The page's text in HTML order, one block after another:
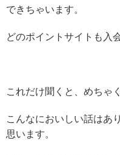
できちゃいます。
どのポイントサイトも入
これだけ聞くと、めちゃ
こんなにおいしい話はあ
思います。